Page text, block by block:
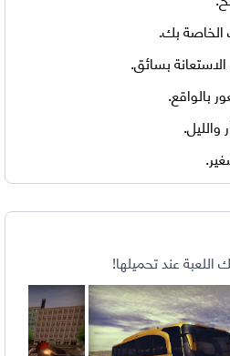
بك.
بسائق.
بالواقع.
عند تحميلها!